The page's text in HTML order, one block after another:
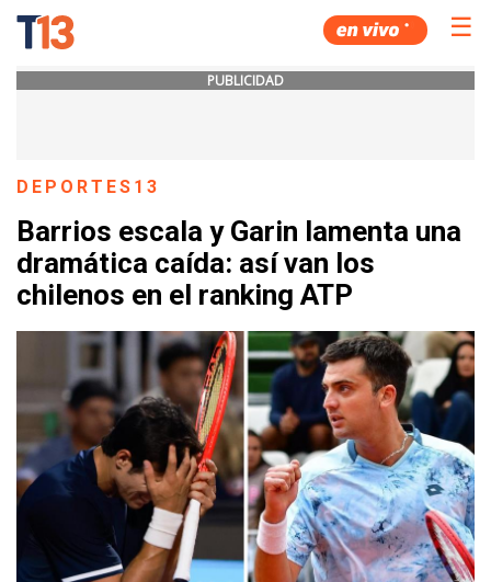
☰
PUBLICIDAD
DEPORTES13
Barrios escala y Garin lamenta una
dramática caída: así van los
chilenos en el ranking ATP